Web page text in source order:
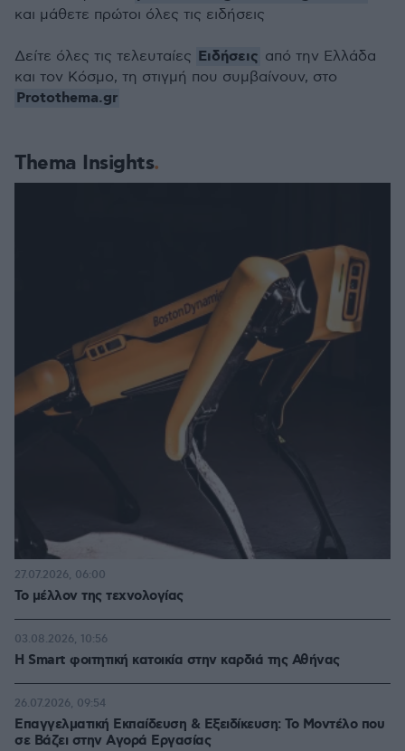
Thema Insights
Το μέλλον της τεχνολογίας
27.07.2026, 06:00
Η Smart φοιτητική κατοικία στην καρδιά της Αθήνας
03.08.2026, 10:56
Επαγγελματική Εκπαίδευση & Εξειδίκευση: Το Mοντέλο που
σε Bάζει στην Aγορά Eργασίας
26.07.2026, 09:54
και μάθετε πρώτοι όλες τις ειδήσεις
Δείτε όλες τις τελευταίες Ειδήσεις από την Ελλάδα
και τον Κόσμο, τη στιγμή που συμβαίνουν, στο
Protothema.gr